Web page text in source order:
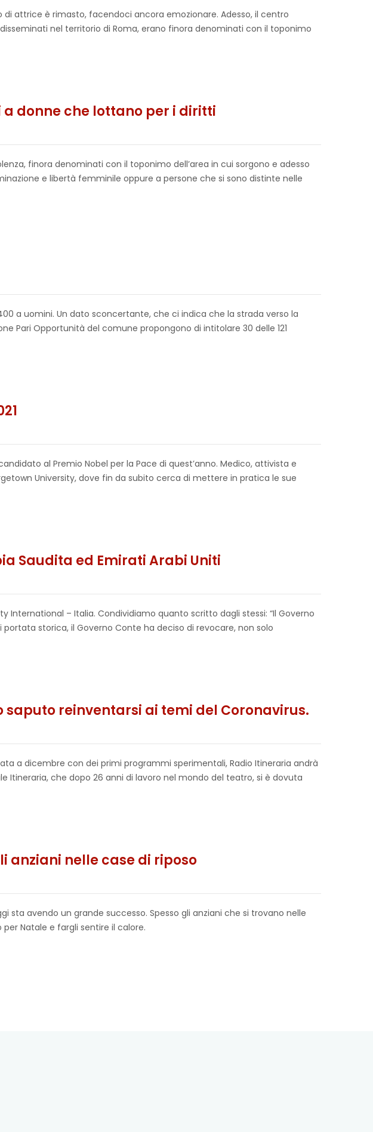
attrice è rimasto, facendoci ancora emozionare. Adesso, il centro
nel territorio di Roma, erano finora denominati con il toponimo
donne che lottano per i diritti
finora denominati con il toponimo dell’area in cui sorgono e adesso
e libertà femminile oppure a persone che si sono distinte nelle
a uomini. Un dato sconcertante, che ci indica che la strada verso la
Pari Opportunità del comune propongono di intitolare 30 delle 121
al Premio Nobel per la Pace di quest’anno. Medico, attivista e
University, dove fin da subito cerca di mettere in pratica le sue
Saudita ed Emirati Arabi Uniti
– Italia. Condividiamo quanto scritto dagli stessi: “Il Governo
storica, il Governo Conte ha deciso di revocare, non solo
reinventarsi ai temi del Coronavirus.
a dicembre con dei primi programmi sperimentali, Radio Itineraria andrà
Itineraria, che dopo 26 anni di lavoro nel mondo del teatro, si è dovuta
anziani nelle case di riposo
sta avendo un grande successo. Spesso gli anziani che si trovano nelle
Natale e fargli sentire il calore.